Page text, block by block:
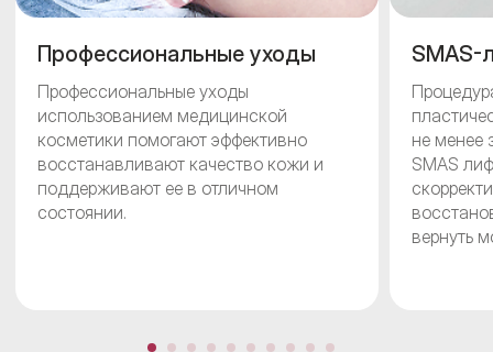
Профессиональные уходы
Профессиональные уходы
использованием медицинской
косметики помогают эффективно
восстанавливают качество кожи и
поддерживают ее в отличном
состоянии.
SMAS-
не менее
SMAS
вернуть